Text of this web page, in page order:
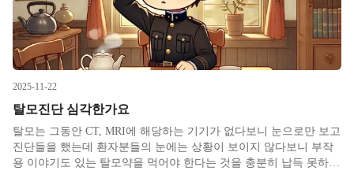
2025-11-22
탈모진단 심각한가요
탈모는 그동안 CT, MRI에 해당하는 기기가 없다보니 눈으로만 보고
진단들을 했는데 환자분들의 눈에는 상황이 보이지 않다보니 부작
용 이야기도 있는 탈모약을 먹어야 한다는 것을 충분히 납득 못하시